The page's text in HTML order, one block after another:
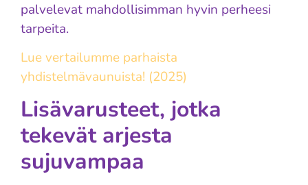
palvelevat mahdollisimman hyvin perheesi
tarpeita.
Lue vertailumme parhaista
yhdistelmävaunuista! (2025)
Lisävarusteet, jotka
tekevät arjesta
sujuvampaa